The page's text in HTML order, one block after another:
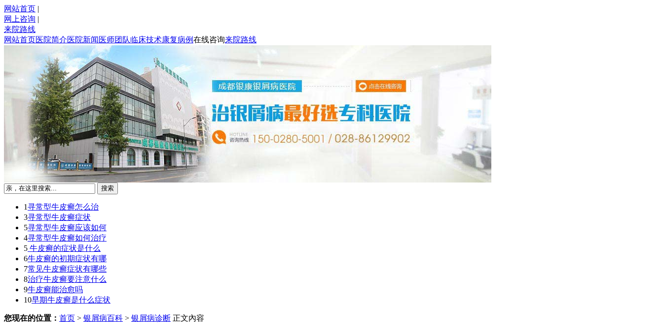
网站首页 |
网上咨询 |
来院路线
网站首页医院简介医院新闻 医师团队临床技术康复病例在线咨询来院路线
1寻常型牛皮癣怎么治
3寻常型牛皮癣症状
5寻常型牛皮癣应该如何
4寻常型牛皮癣如何治疗
5 牛皮癣的症状是什么
6牛皮癣的初期症状有哪
7常见牛皮癣症状有哪些
8治疗牛皮癣要注意什么
9牛皮癣能治愈吗
10早期牛皮癣是什么症状
您现在的位置： 首页 > 银屑病百科 > 银屑病诊断 正文內容